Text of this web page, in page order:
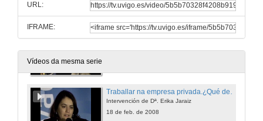
URL:
IFRAME:
Vídeos da mesma serie
18 de feb. de 2008
Recursos da Universidade de Vigo ao teu servizo para a procura de emprego e o exercio profesional
Traballar na empresa privada.¿Qué demandadn as empresas das/os universitarias/os? Expectativas e punto de vista de demandantes de emprego. ¿Cómo e onde coñecer as súas ofertas de emprego?
Intervención de Dª. Erika Jaraiz
18 de feb. de 2008